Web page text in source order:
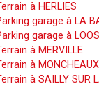
à HERLIES
garage à LA
garage à LOOS
à MERVILLE
à MONCHEAUX
à SAILLY SUR